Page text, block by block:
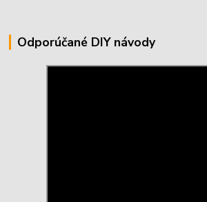
Odporúčané DIY návody